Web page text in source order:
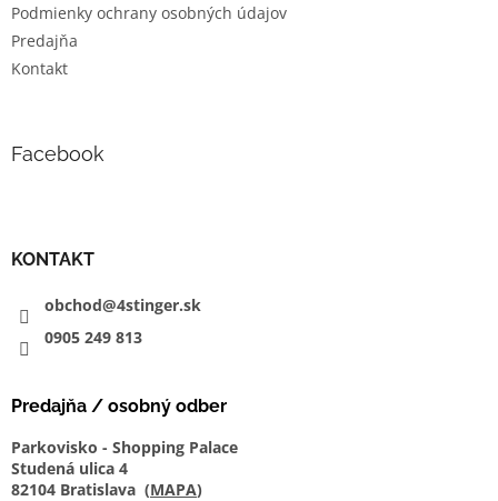
Podmienky ochrany osobných údajov
Predajňa
Kontakt
Facebook
KONTAKT
obchod@4stinger.sk
0905 249 813
Predajňa / osobný odber
Parkovisko - Shopping Palace
Studená ulica 4
82104 Bratislava (MAPA)